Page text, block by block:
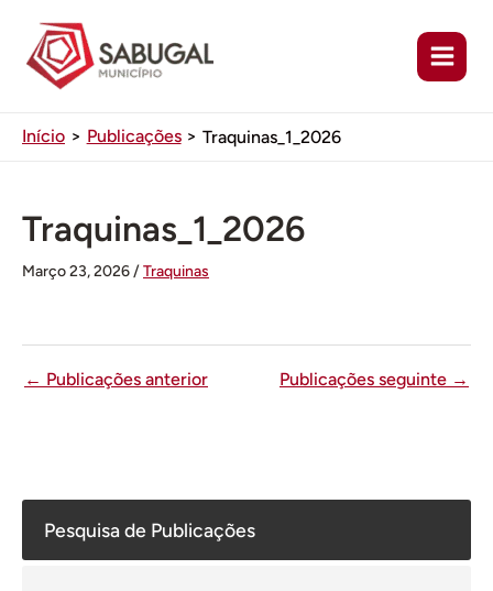
conteúdo
Início Publicações Traquinas_1_2026
Pesquisa de Publicações
Traquinas_1_2026
Março 23, 2026/Traquinas
← Publicações anterior Publicações seguinte →